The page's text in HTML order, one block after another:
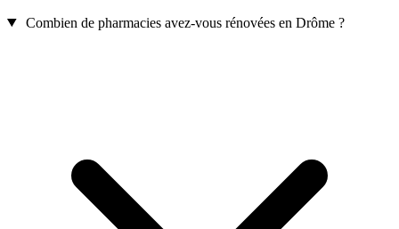
Combien de pharmacies avez-vous rénovées en Drôme ?